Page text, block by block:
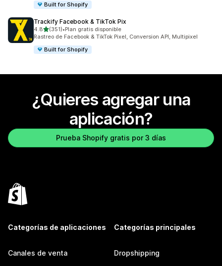
Built for Shopify
Trackify Facebook & TikTok Pix
4.8de 5 estrellas
(351)
351 reseñas en total
•Plan gratis disponible
Rastreo de Facebook & TikTok Pixel, Conversion API, Multipixel
Built for Shopify
¿Quieres agregar una
aplicación?
Prueba Shopify gratis por 3 días
Categorías de aplicaciones
Canales de venta
Categorías principales
Dropshipping